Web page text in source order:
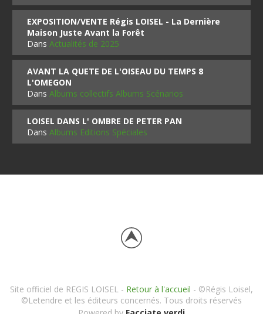
EXPOSITION/VENTE Régis LOISEL - La Dernière
Maison Juste Avant la Forêt
DansActualités de 2025
AVANT LA QUETE DE L'OISEAU DU TEMPS 8
L'OMEGON
DansAlbums collectifs Albums Scénarios
LOISEL DANS L' OMBRE DE PETER PAN
DansAlbums Editions Spéciales
Site officiel de REGIS LOISEL - Retour à l'accueil - ©Régis Loisel,
©Letendre et les éditeurs concernés. Tous droits réservés